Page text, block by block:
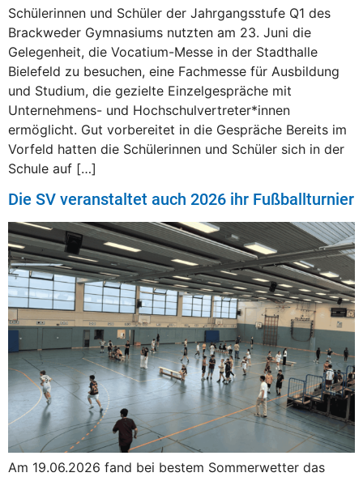
Schülerinnen und Schüler der Jahrgangsstufe Q1 des
Brackweder Gymnasiums nutzten am 23. Juni die
Gelegenheit, die Vocatium-Messe in der Stadthalle
Bielefeld zu besuchen, eine Fachmesse für Ausbildung
und Studium, die gezielte Einzelgespräche mit
Unternehmens- und Hochschulvertreter*innen
ermöglicht. Gut vorbereitet in die Gespräche Bereits im
Vorfeld hatten die Schülerinnen und Schüler sich in der
Schule auf […]
Die SV veranstaltet auch 2026 ihr Fußballturnier
Am 19.06.2026 fand bei bestem Sommerwetter das